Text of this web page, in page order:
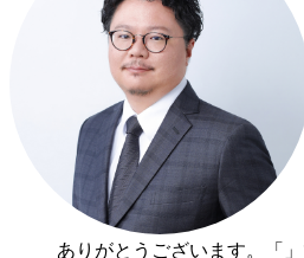
ありがとうございます。「